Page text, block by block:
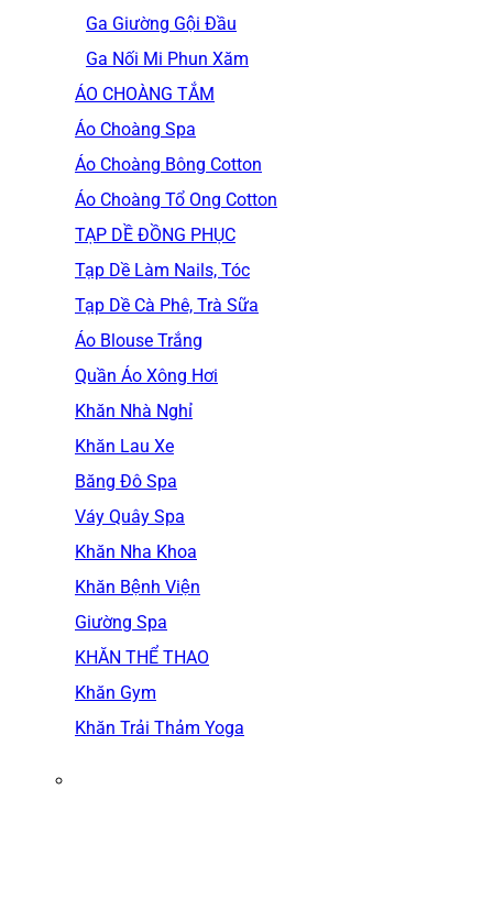
Ga Giường Gội Đầu
Ga Nối Mi Phun Xăm
ÁO CHOÀNG TẮM
Áo Choàng Spa
Áo Choàng Bông Cotton
Áo Choàng Tổ Ong Cotton
TẠP DỀ ĐỒNG PHỤC
Tạp Dề Làm Nails, Tóc
Tạp Dề Cà Phê, Trà Sữa
Áo Blouse Trắng
Quần Áo Xông Hơi
Khăn Nhà Nghỉ
Khăn Lau Xe
Băng Đô Spa
Váy Quây Spa
Khăn Nha Khoa
Khăn Bệnh Viện
Giường Spa
KHĂN THỂ THAO
Khăn Gym
Khăn Trải Thảm Yoga